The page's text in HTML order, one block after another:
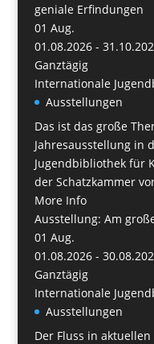
geniale Erfindungen
01 Aug.
01.08.2026 -
Ganztägig
Internationale
Ausstellungen
Das ist das große
Jahresausstellung in
Jugendbibliothek für
der Schatzkammer
More Info
Ausstellung: Am
01 Aug.
01.08.2026 -
Ganztägig
Internationale
Ausstellungen
Der Fluss in